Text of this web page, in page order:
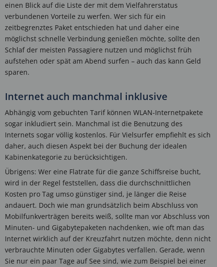
einen Blick auf die Liste der mit dem Vielfahrerstatus
verbundenen Vorteile zu werfen. Wer sich für ein
zeitbegrenztes Paket entschieden hat und daher eine
möglichst schnelle Verbindung genießen möchte, sollte den
Schlaf der meisten Passagiere nutzen und möglichst früh
aufstehen oder spät am Abend surfen – auch das kann Geld
sparen.
Internet auch manchmal inklusive
Abhängig vom gebuchten Tarif können WLAN-Internetpakete
sogar inkludiert sein. Manchmal ist die Benutzung des
Internets sogar völlig kostenlos. Für Vielsurfer empfiehlt es sich
daher, auch diesen Aspekt bei der Buchung der idealen
Kabinenkategorie zu berücksichtigen.
Übrigens: Wer eine Flatrate für die ganze Schiffsreise bucht,
wird in der Regel feststellen, dass die durchschnittlichen
Kosten pro Tag umso günstiger sind, je länger die Reise
andauert. Doch wie man grundsätzlich beim Abschluss von
Mobilfunkverträgen bereits weiß, sollte man vor Abschluss von
Minuten- und Gigabytepaketen nachdenken, wie oft man das
Internet wirklich auf der Kreuzfahrt nutzen möchte, denn nicht
verbrauchte Minuten oder Gigabytes verfallen. Gerade, wenn
Sie nur ein paar Tage auf See sind, wie zum Beispiel bei einer